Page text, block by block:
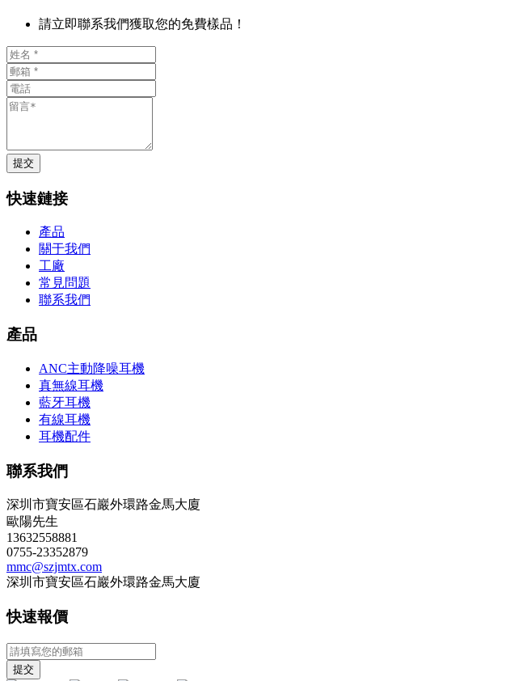
請立即聯系我們獲取您的免費樣品！
提交
快速鏈接
產品
關于我們
工廠
常見問題
聯系我們
產品
ANC主動降噪耳機
真無線耳機
藍牙耳機
有線耳機
耳機配件
聯系我們
深圳市寶安區石巖外環路金馬大廈
歐陽先生
13632558881
0755-23352879
mmc@szjmtx.com
深圳市寶安區石巖外環路金馬大廈
快速報價
提交